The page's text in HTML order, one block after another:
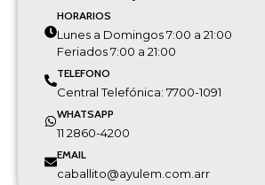
HORARIOS
Lunes a Domingos 7:00 a 21:00
Feriados 7:00 a 21:00
TELEFONO
Central Telefónica: 7700-1091
WHATSAPP
11 2860-4200
EMAIL
caballito@ayulem.com.arr